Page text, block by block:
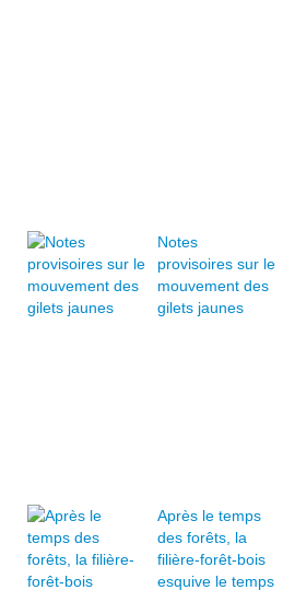
Notes
provisoires sur le
mouvement des
gilets jaunes
Après le temps
des forêts, la
filière-forêt-bois
esquive le temps